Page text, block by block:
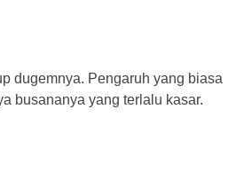
dugemnya. Pengaruh yang biasa
busananya yang terlalu kasar.